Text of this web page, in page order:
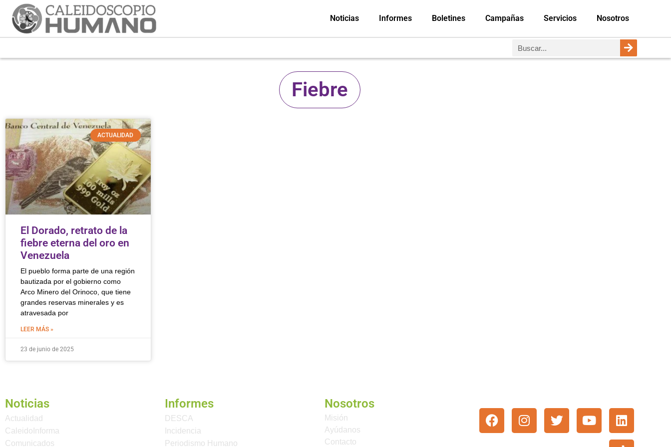
Noticias Informes Boletines Campañas Servicios Nosotros
Fiebre
ACTUALIDAD
El Dorado, retrato de la
fiebre eterna del oro en
Venezuela
El pueblo forma parte de una región
bautizada por el gobierno como
Arco Minero del Orinoco, que tiene
grandes reservas minerales y es
atravesada por
LEER MÁS »
23 de junio de 2025
Noticias
Actualidad
CaleidoInforma
Comunicados
Informes
DESCA
Incidencia
Periodismo Humano
Nosotros
Misión
Ayúdanos
Contacto